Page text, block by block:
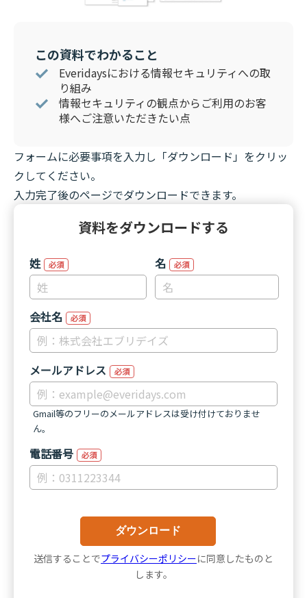
この資料でわかること
Everidaysにおける情報セキュリティへの取
り組み
情報セキュリティの観点からご利用のお客
様へご注意いただきたい点
フォームに必要事項を入力し「ダウンロード」をクリッ
クしてください。
入力完了後のページでダウンロードできます。
資料をダウンロードする